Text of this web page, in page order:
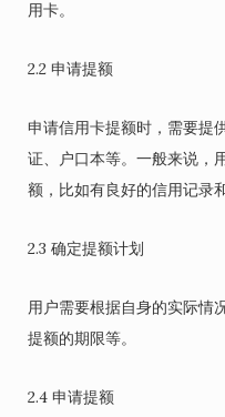
用卡。
2.2 申请提额
申请信用卡提额时，需要提
证、户口本等。一般来说，
额，比如有良好的信用记录
2.3 确定提额计划
用户需要根据自身的实际情
提额的期限等。
2.4 申请提额